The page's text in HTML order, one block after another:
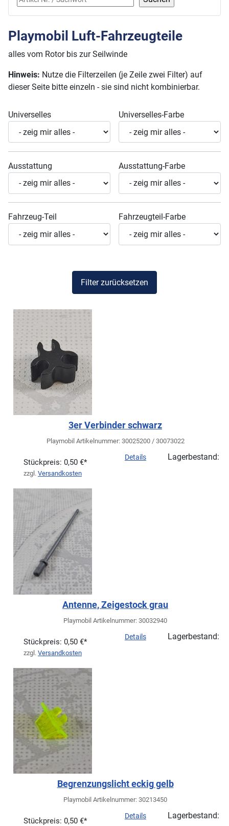
Playmobil Luft-Fahrzeugteile
alles vom Rotor bis zur Seilwinde
Hinweis: Nutze die Filterzeilen (je Zeile zwei Filter) auf
dieser Seite bitte einzeln - sie sind nicht kombinierbar.
Universelles Universelles-Farbe
Ausstattung Ausstattung-Farbe
Fahrzeug-Teil Fahrzeugteil-Farbe
Filter zurücksetzen
3er Verbinder schwarz
Playmobil Artikelnummer: 30025200 / 30073022
Stückpreis: 0,50 €*
zzgl. Versandkosten
Details Lagerbestand:
Antenne, Zeigestock grau
Playmobil Artikelnummer: 30032940
Stückpreis: 0,50 €*
zzgl. Versandkosten
Details Lagerbestand:
Begrenzungslicht eckig gelb
Playmobil Artikelnummer: 30213450
Stückpreis: 0,50 €*
Details Lagerbestand: